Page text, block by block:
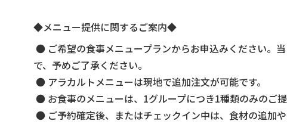
◆メニュー提供に関するご案内◆
● ご希望の食事メニュープランからお申込みください。
で、予めご了承ください。
● アラカルトメニューは現地で追加注文が可能です。
● お食事のメニューは、1グループにつき1種類のみのご提
● ご予約確定後、またはチェックイン中は、食材の追加